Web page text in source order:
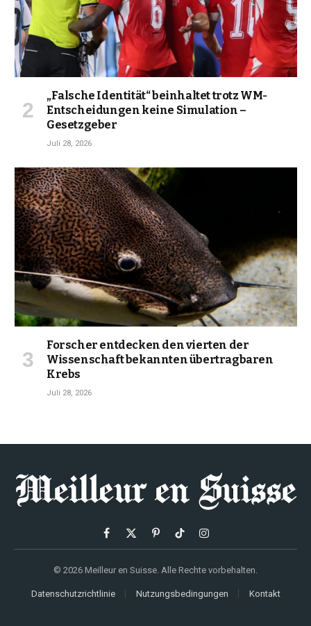
„Falsche Identität“ beinhaltet trotz WM-
Entscheidungen keine Simulation –
Gesetzgeber
Juli 28, 2026
Forscher entdecken den vierten der
Wissenschaft bekannten übertragbaren
Krebs
Juli 28, 2026
Facebook
X
PinterestTikTokInstagram
© 2026 Meilleur en Suisse. Alle Rechte vorbehalten.
Datenschutzrichtlinie Nutzungsbedingungen Kontakt